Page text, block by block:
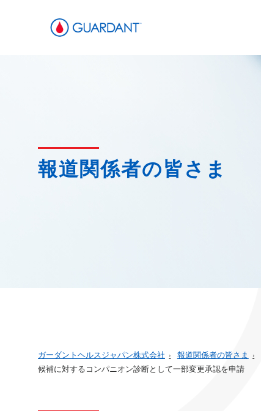
報道関係者の皆さま
ガーダントヘルスジャパン株式会社 報道関係者の皆さま
候補に対するコンパニオン診断として一部変更承認を申請